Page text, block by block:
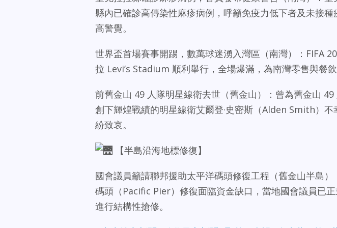
縣內已確診高傳染性麻疹病例，呼籲免疫力低下者及未接
高警覺。
世界盃首場賽事開踢，數萬球迷湧入灣區（南灣）：FIFA
拉 Levi’s Stadium 順利舉行，全場爆滿，為南灣零售與餐飲
前舊金山 49 人隊明星線衛去世（舊金山）：曾為舊金山 49
創下輝煌戰績的明星線衛艾爾登·史密斯（Alden Smith）
紛致哀。
【半島沿海地標修復】
國會議員籲請聯邦援助太平洋碼頭修復工程（舊金山半島
碼頭（Pacific Pier）修復面臨資金缺口，當地國會議員已
進行結構性搶修。